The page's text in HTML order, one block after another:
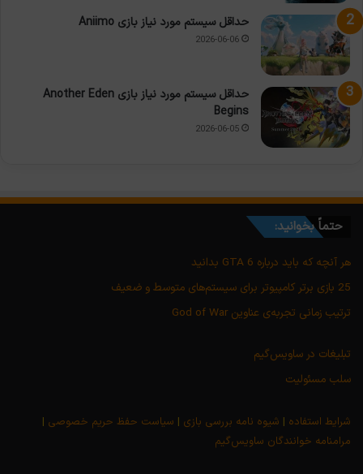
حداقل سیستم مورد نیاز بازی Aniimo
2026-06-06
حداقل سیستم مورد نیاز بازی Another Eden
Begins
2026-06-05
حتماً بخوانید:
هر آنچه که باید درباره GTA 6 بدانید
25 بازی برتر کامپیوتر برای سیستم‌های متوسط و ضعیف
ترتیب زمانی تجربه‌ی عناوین God of War
تبلیغات در ساویس‌گیم
سلب مسئولیت
شرایط استفاده | شیوه نامه بررسی بازی | سیاست حفظ حریم خصوصی |
مرامنامه خوانندگان ساویس‌گیم